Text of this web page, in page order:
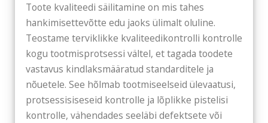
Toote kvaliteedi säilitamine on mis tahes
hankimisettevõtte edu jaoks ülimalt oluline.
Teostame terviklikke kvaliteedikontrolli kontrolle
kogu tootmisprotsessi vältel, et tagada toodete
vastavus kindlaksmääratud standarditele ja
nõuetele. See hõlmab tootmiseelseid ülevaatusi,
protsessisiseseid kontrolle ja lõplikke pistelisi
kontrolle, vähendades seeläbi defektsete või